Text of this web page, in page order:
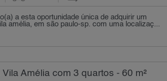
a esta oportunidade única de adquirir um
amélia, em são paulo-sp. com uma localizaç...
Amélia com 3 quartos - 60 m²